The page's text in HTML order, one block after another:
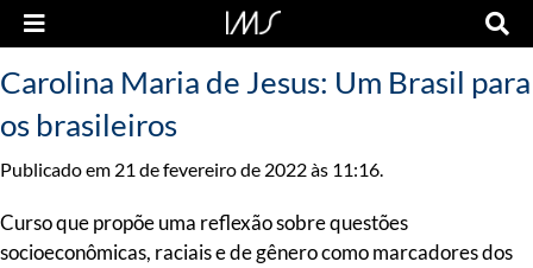
Carolina Maria de Jesus: Um Brasil para
os brasileiros
Publicado em 21 de fevereiro de 2022 às 11:16.
Curso que propõe uma reflexão sobre questões
socioeconômicas, raciais e de gênero como marcadores dos